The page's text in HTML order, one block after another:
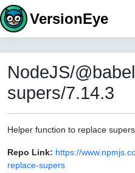
VersionEye
NodeJS/
supers/7.14.3
Helper function to replace supers
Repo Link: https://
replace-supers